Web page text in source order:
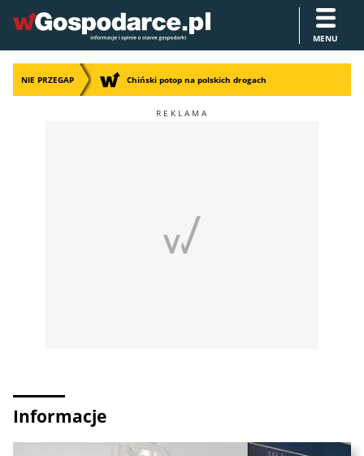
MENU
NIE PRZEGAP Chiński potop na polskich drogach
Informacje